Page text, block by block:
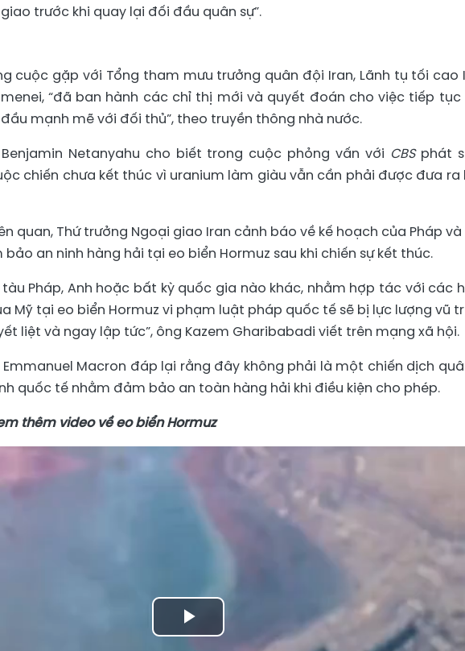
trước khi quay lại đối đầu quân sự”.
cuộc gặp với Tổng tham mưu trưởng quân đội Iran, Lãnh tụ tối cao
“đã ban hành các chỉ thị mới và quyết đoán cho việc tiếp
mạnh mẽ với đối thủ”, theo truyền thông nhà nước.
Netanyahu cho biết trong cuộc phỏng vấn với CBS phát
chiến chưa kết thúc vì uranium làm giàu vẫn cần phải được đưa ra
quan, Thứ trưởng Ngoại giao Iran cảnh báo về kế hoạch của Pháp và
an ninh hàng hải tại eo biển Hormuz sau khi chiến sự kết thúc.
tàu Pháp, Anh hoặc bất kỳ quốc gia nào khác, nhằm hợp tác với các
Mỹ tại eo biển Hormuz vi phạm luật pháp quốc tế sẽ bị lực lượng vũ
liệt và ngay lập tức”, ông Kazem Gharibabadi viết trên mạng xã hội.
Macron đáp lại rằng đây không phải là một chiến dịch
quốc tế nhằm đảm bảo an toàn hàng hải khi điều kiện cho phép.
thêm video về eo biển Hormuz
Play